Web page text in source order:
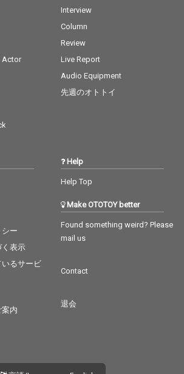
Actor
Interview
Column
Review
Live Report
Audio Equipment
先週のオトトイ
ー
く表示
るサービ
内
Help
Help Top
Make OTOTOY better
Found something weird? Please
mail us
Contact
退会